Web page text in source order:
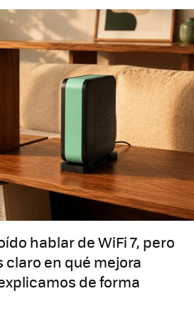
hablar de WiFi 7, pero
claro en qué mejora
de forma